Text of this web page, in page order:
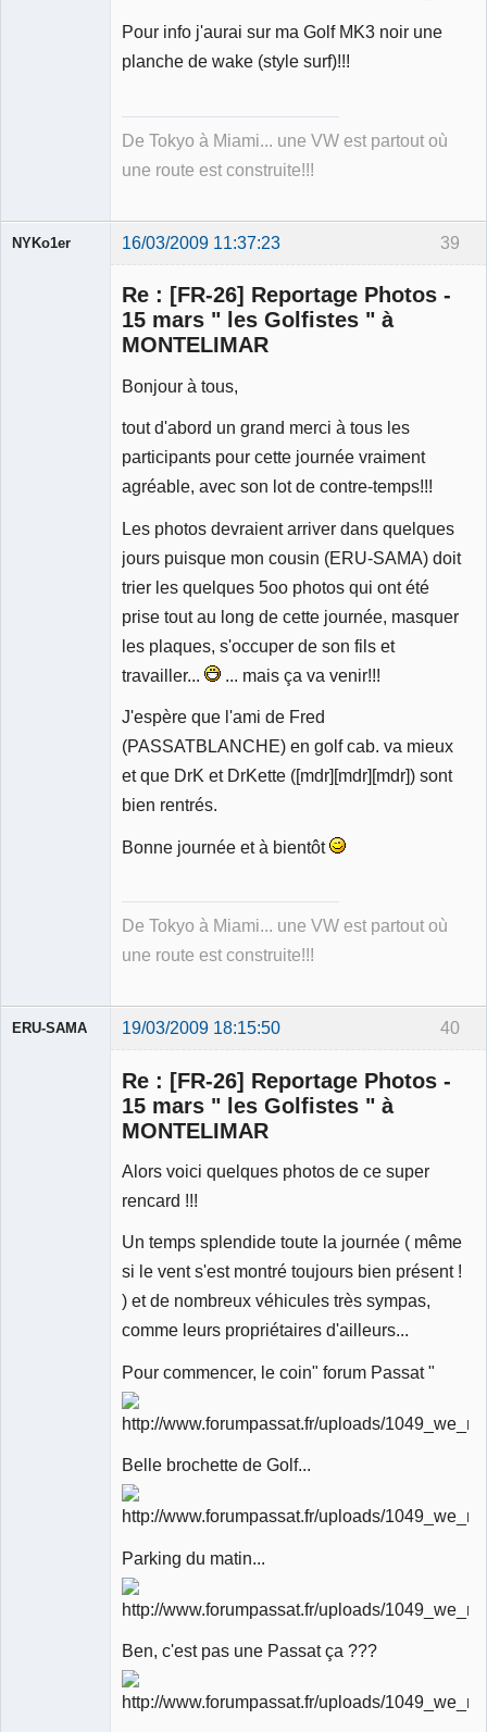
Pour info j'aurai sur ma Golf MK3 noir une
planche de wake (style surf)!!!
De Tokyo à Miami... une VW est partout où
une route est construite!!!
39
NYKo1er 16/03/2009 11:37:23
Re : [FR-26] Reportage Photos -
15 mars " les Golfistes " à
MONTELIMAR
Bonjour à tous,
tout d'abord un grand merci à tous les
participants pour cette journée vraiment
agréable, avec son lot de contre-temps!!!
Les photos devraient arriver dans quelques
jours puisque mon cousin (ERU-SAMA) doit
trier les quelques 5oo photos qui ont été
prise tout au long de cette journée, masquer
les plaques, s'occuper de son fils et
travailler...
... mais ça va venir!!!
J'espère que l'ami de Fred
(PASSATBLANCHE) en golf cab. va mieux
et que DrK et DrKette ([mdr][mdr][mdr]) sont
bien rentrés.
Bonne journée et à bientôt
De Tokyo à Miami... une VW est partout où
une route est construite!!!
40
ERU-SAMA 19/03/2009 18:15:50
Re : [FR-26] Reportage Photos -
15 mars " les Golfistes " à
MONTELIMAR
Alors voici quelques photos de ce super
rencard !!!
Un temps splendide toute la journée ( même
si le vent s'est montré toujours bien présent !
) et de nombreux véhicules très sympas,
comme leurs propriétaires d'ailleurs...
Pour commencer, le coin" forum Passat "
Belle brochette de Golf...
Parking du matin...
Ben, c'est pas une Passat ça ???